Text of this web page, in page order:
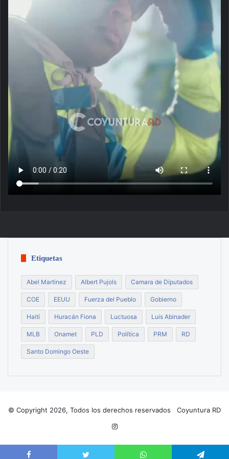
Etiquetas
Abel Martinez Albert Pujols Camara de Diputados
COE EEUU Fuerza del Pueblo Gobierno
Haití Huracán Fiona Luctuosa Luis Abinader
MLB Onamet PLD Política PRM RD
Santo Domingo Oeste
© Copyright 2026, Todos los derechos reservados Coyuntura RD
Instagram